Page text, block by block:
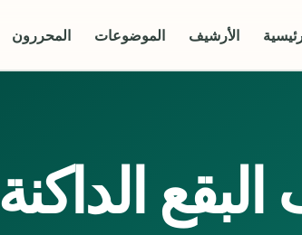
الأرشيف الموضوعات المحررون
الداكنة